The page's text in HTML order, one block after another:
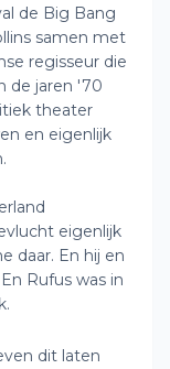
de Big Bang
samen met
regisseur die
de jaren '70
theater
en eigenlijk
eigenlijk
daar. En hij en
Rufus was in
dit laten